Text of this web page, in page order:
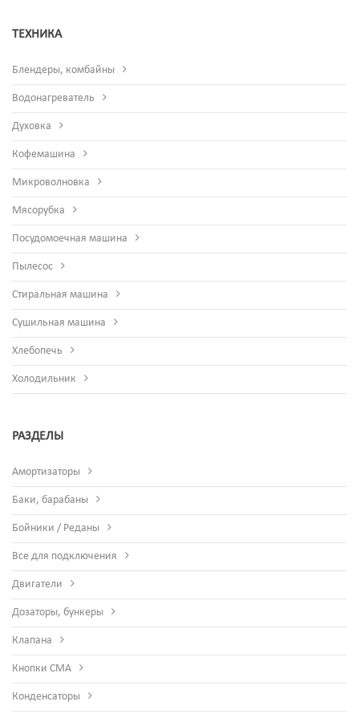
ТЕХНИКА
Блендеры, комбайны
Водонагреватель
Духовка
Кофемашина
Микроволновка
Мясорубка
Посудомоечная машина
Пылесос
Стиральная машина
Сушильная машина
Хлебопечь
Холодильник
РАЗДЕЛЫ
Амортизаторы
Баки, барабаны
Бойники / Реданы
Все для подключения
Двигатели
Дозаторы, бункеры
Клапана
Кнопки СМА
Конденсаторы